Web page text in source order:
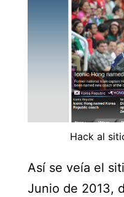
Hack al
Así se veía el
Junio de 2013,